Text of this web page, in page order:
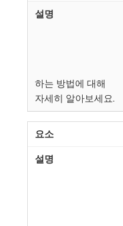
하는 방법에 대해
자세히 알아보세요.